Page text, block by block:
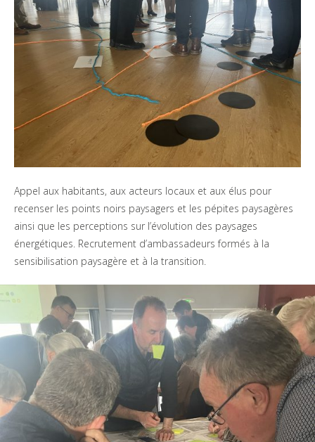
Appel aux habitants, aux acteurs locaux et aux élus pour
recenser les points noirs paysagers et les pépites paysagères
ainsi que les perceptions sur l’évolution des paysages
énergétiques. Recrutement d’ambassadeurs formés à la
sensibilisation paysagère et à la transition.